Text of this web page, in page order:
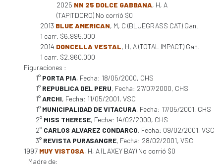
2025 NN 25 DOLCE GABBANA, H, A
(TAPITDORO) No corrió $0
2013 BLUE AMERICAN, M, C (BLUEGRASS CAT) Gan.
1 carr. $6.995.000
2014 DONCELLA VESTAL, H, A (TOTAL IMPACT) Gan.
1 carr. $2.960.000
Figuraciones :
1° PORTA PIA, Fecha: 18/05/2000, CHS
1° REPUBLICA DEL PERU, Fecha: 27/07/2000, CHS
1°ARCHI, Fecha: 11/05/2001, VSC
1° MUNICIPALIDAD DE VITACURA, Fecha: 17/05/2001, CHS
2° MISS THERESE, Fecha: 14/02/2000, CHS
2° CARLOS ALVAREZ CONDARCO, Fecha: 09/02/2001, VSC
3° REVISTA PURASANGRE, Fecha: 28/02/2001, VSC
1997 MUY VISTOSA, H, A (LAXEY BAY) No corrió $0
Madre de: